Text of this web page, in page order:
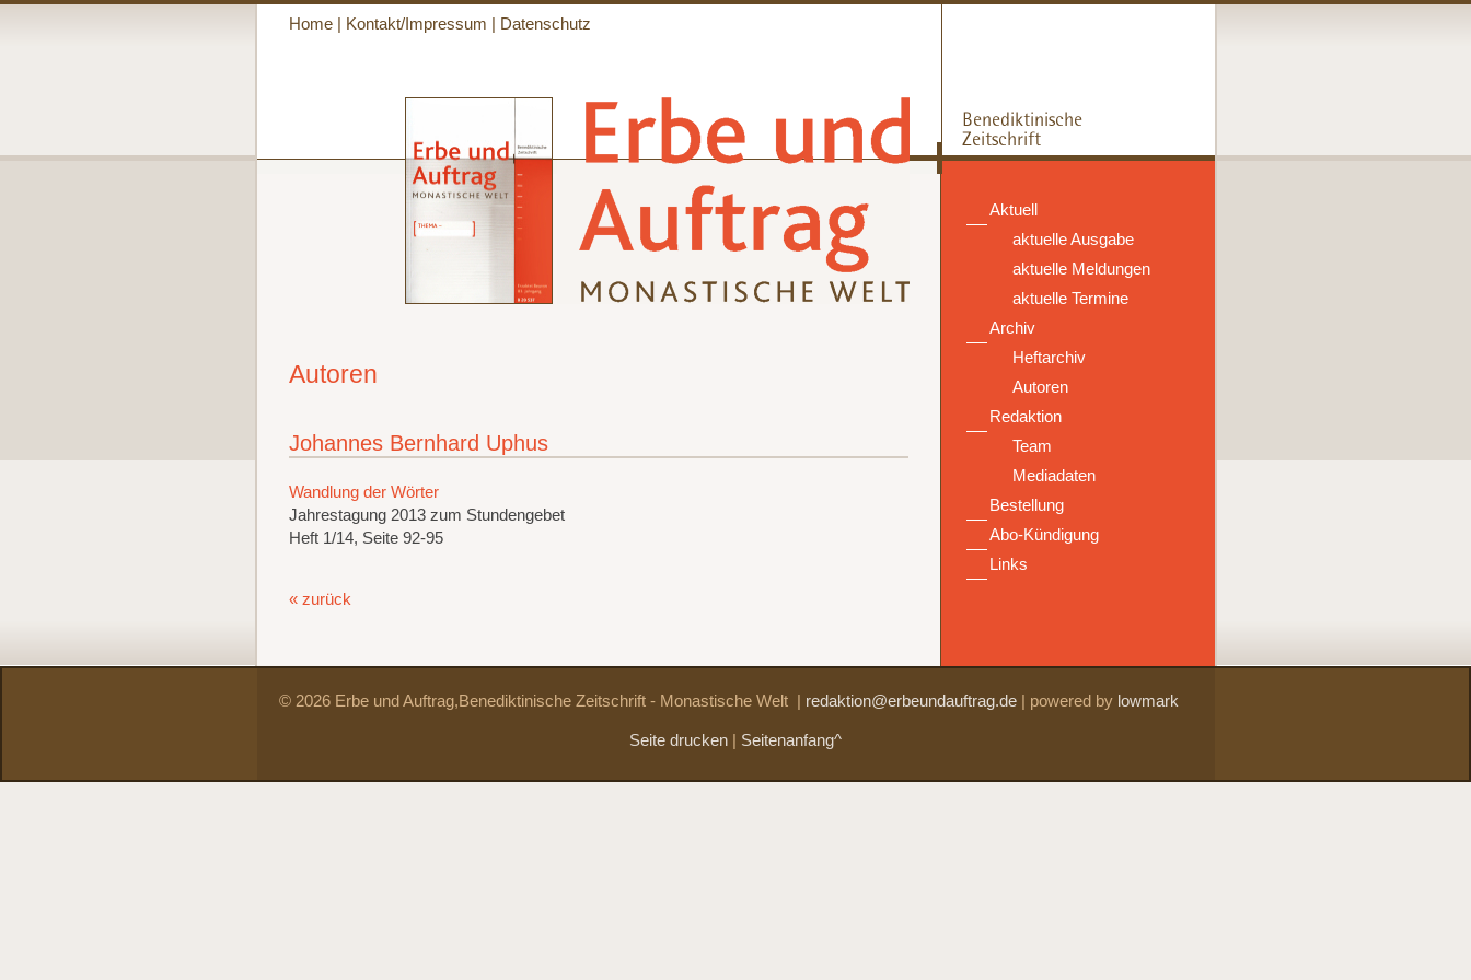
Home| Kontakt/Impressum Datenschutz
Aktuell
aktuelle Ausgabe
aktuelle Meldungen
aktuelle Termine
Archiv
Heftarchiv
Autoren
Redaktion
Team
Mediadaten
Bestellung
Abo-Kündigung
Links
Autoren
Johannes Bernhard Uphus
Wandlung der Wörter
Jahrestagung 2013 zum Stundengebet
Heft 1/14, Seite 92-95
« zurück
© 2026 Erbe und Auftrag,Benediktinische Zeitschrift - Monastische Welt redaktion@erbeundauftrag.de| powered by lowmark
Seite drucken Seitenanfang^